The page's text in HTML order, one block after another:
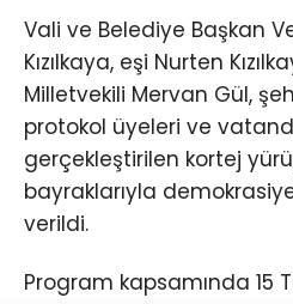
Vali ve Belediye Başkan
Kızılkaya, eşi Nurten
Milletvekili Mervan Gül,
protokol üyeleri ve
gerçekleştirilen kortej
bayraklarıyla
verildi.
Program kapsamında 15